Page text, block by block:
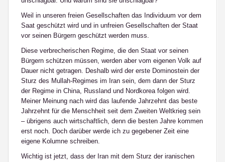
Weil in unseren freien Gesellschaften das Individuum vor dem
Saat geschützt wird und in unfreien Gesellschaften der Staat
vor seinen Bürgern geschützt werden muss.
Diese verbrecherischen Regime, die den Staat vor seinen
Bürgern schützen müssen, werden aber vom eigenen Volk auf
Dauer nicht getragen. Deshalb wird der erste Dominostein der
Sturz des Mullah-Regimes im Iran sein, dem dann der Sturz
der Regime in China, Russland und Nordkorea folgen wird.
Meiner Meinung nach wird das laufende Jahrzehnt das beste
Jahrzehnt für die Menschheit seit dem Zweiten Weltkrieg sein
– übrigens auch wirtschaftlich, denn die besten Jahre kommen
erst noch. Doch darüber werde ich zu gegebener Zeit eine
eigene Kolumne schreiben.
Wichtig ist jetzt, dass der Iran mit dem Sturz der iranischen